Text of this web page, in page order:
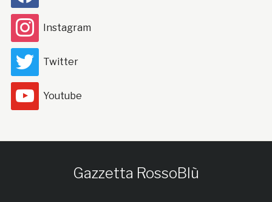
Instagram
Twitter
Youtube
Gazzetta RossoBlù